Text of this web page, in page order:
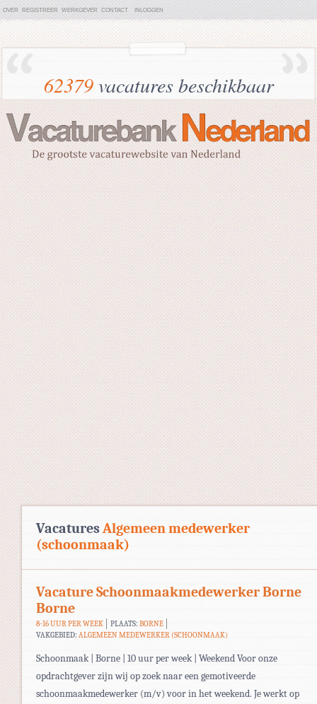
OVER REGISTREER WERKGEVER CONTACT INLOGGEN
62379vacatures beschikbaar
VacaturesAlgemeen medewerker
(schoonmaak)
Vacature Schoonmaakmedewerker Borne
Borne
8-16 UUR PER WEEK PLAATS: BORNE
VAKGEBIED: ALGEMEEN MEDEWERKER (SCHOONMAAK)
Schoonmaak | Borne | 10 uur per week | Weekend Voor onze
opdrachtgever zijn wij op zoek naar een gemotiveerde
schoonmaakmedewerker (m/v) voor in het weekend. Je werkt op